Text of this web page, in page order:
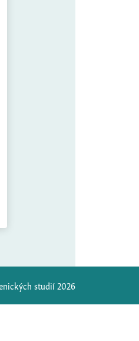
studií 2026